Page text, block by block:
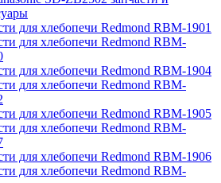
для хлебопечи Redmond RBM-1901
для хлебопечи Redmond RBM-
для хлебопечи Redmond RBM-1904
для хлебопечи Redmond RBM-
для хлебопечи Redmond RBM-1905
для хлебопечи Redmond RBM-
для хлебопечи Redmond RBM-1906
для хлебопечи Redmond RBM-